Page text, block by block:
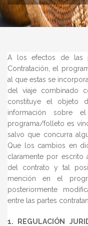
A los efectos de las
Contratación, el
al que estas se
del viaje combinado
constituye el objeto
información sobre
programa/folleto es
salvo que concurra
Que los cambios en
claramente por escrito
del contrato y tal
mención en el
posteriormente
entre las partes
1. REGULACIÓN